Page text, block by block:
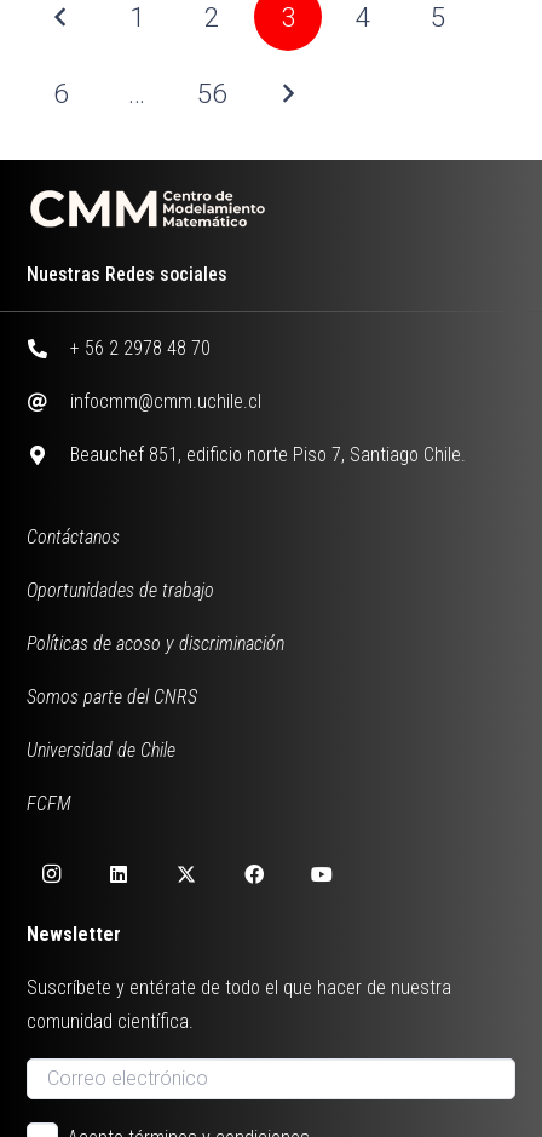
1 2 3 4 5
6 … 56
Nuestras Redes sociales
+ 56 2 2978 48 70
infocmm@cmm.uchile.cl
Beauchef 851, edificio norte Piso 7, Santiago Chile.
Contáctanos
Oportunidades de trabajo
Políticas de acoso y discriminación
Somos parte del CNRS
Universidad de Chile
FCFM
Newsletter
Suscríbete y entérate de todo el que hacer de nuestra
comunidad científica.